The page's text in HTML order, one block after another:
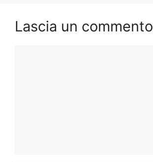
Lascia un commento